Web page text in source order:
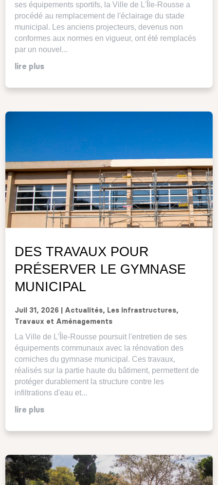
ses équipements sportifs, la Ville de L'Île-Rousse a
procédé au remplacement de l'éclairage du stade
municipal. Les anciens projecteurs, devenus non
conformes aux normes en vigueur, ont été remplacés
par un nouvel...
lire plus
DES TRAVAUX POUR
PRÉSERVER LE GYMNASE
MUNICIPAL
Juil 31, 2026 Actualités, Les infrastructures,
Travaux et Aménagements
La Ville de L'Île-Rousse poursuit l'entretien de ses
équipements communaux avec la rénovation des
corniches du gymnase municipal. Ces travaux,
réalisés sur la partie haute du bâtiment, permettent de
protéger durablement la structure contre les
infiltrations d'eau et...
lire plus